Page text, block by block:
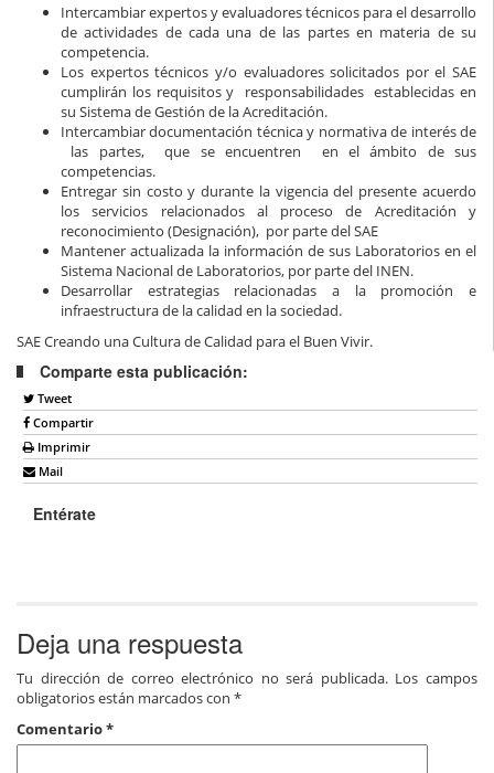
Intercambiar expertos y evaluadores técnicos para el desarrollo
de actividades de cada una de las partes en materia de su
competencia.
Los expertos técnicos y/o evaluadores solicitados por el SAE
cumplirán los requisitos y responsabilidades establecidas en
su Sistema de Gestión de la Acreditación.
Intercambiar documentación técnica y normativa de interés de
las partes, que se encuentren en el ámbito de sus
competencias.
Entregar sin costo y durante la vigencia del presente acuerdo
los servicios relacionados al proceso de Acreditación y
reconocimiento (Designación), por parte del SAE
Mantener actualizada la información de sus Laboratorios en el
Sistema Nacional de Laboratorios, por parte del INEN.
Desarrollar estrategias relacionadas a la promoción e
infraestructura de la calidad en la sociedad.
SAE Creando una Cultura de Calidad para el Buen Vivir.
Comparte esta publicación:
Tweet
Compartir
Imprimir
Mail
Entérate
Deja una respuesta
Tu dirección de correo electrónico no será publicada. Los campos
obligatorios están marcados con *
Comentario*